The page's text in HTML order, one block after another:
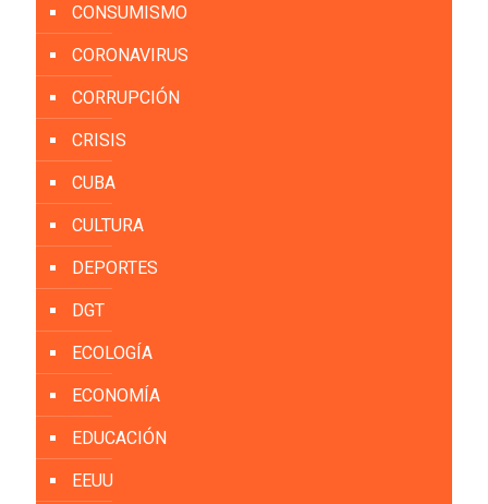
CONSUMISMO
CORONAVIRUS
CORRUPCIÓN
CRISIS
CUBA
CULTURA
DEPORTES
DGT
ECOLOGÍA
ECONOMÍA
EDUCACIÓN
EEUU